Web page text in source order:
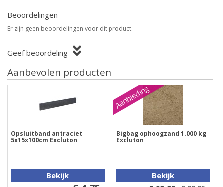
Beoordelingen
Er zijn geen beoordelingen voor dit product.
Geef beoordeling
Aanbevolen producten
Opsluitband antraciet
5x15x100cm Excluton
Bekijk
Aanbieding
Bigbag ophoogzand 1.000 kg
Excluton
Bekijk